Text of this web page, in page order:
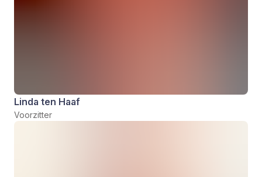
Linda ten Haaf
Voorzitter